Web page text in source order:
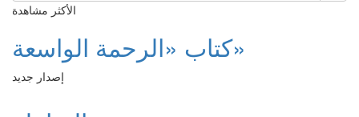
الأكثر مشاهدة
كتاب «الرحمة الواسعة»
إصدار جديد